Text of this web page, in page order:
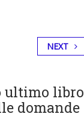
NEXT
ultimo libro
domande